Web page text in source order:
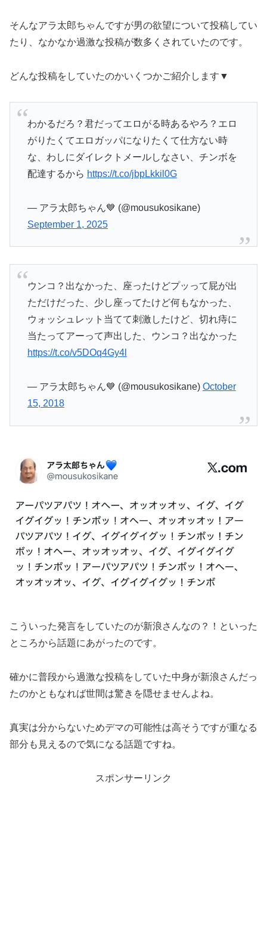
そんなアラ太郎ちゃんですが男の欲望について投稿してい
たり、なかなか過激な投稿が数多くされていたのです。
どんな投稿をしていたのかいくつかご紹介します▼
わかるだろ？君だってエロがる時あるやろ？エロ
がりたくてエロガッパになりたくて仕方ない時
な、わしにダイレクトメールしなさい、チンボを
配達するから https://t.co/jbpLkkil0G
— アラ太郎ちゃん💙 (@mousukosikane)
September 1, 2025
ウンコ？出なかった、座ったけどプッって屁が出
ただけだった、少し座ってたけど何もなかった、
ウォッシュレット当てて刺激したけど、切れ痔に
当たってアーって声出した、ウンコ？出なかった
https://t.co/v5DOq4Gy4l
— アラ太郎ちゃん💙 (@mousukosikane) October
15, 2018
こういった発言をしていたのが新浪さんなの？！といった
ところから話題にあがったのです。
確かに普段から過激な投稿をしていた中身が新浪さんだっ
たのかともなれば世間は驚きを隠せませんよね。
真実は分からないためデマの可能性は高そうですが重なる
部分も見えるので気になる話題ですね。
スポンサーリンク